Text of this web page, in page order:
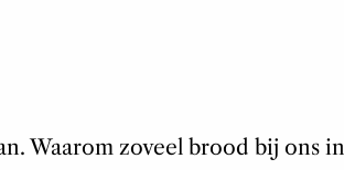
Waarom zoveel brood bij ons in